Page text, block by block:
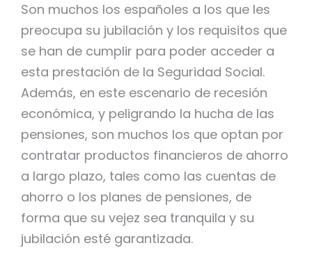
Son muchos los españoles a los que les
preocupa su jubilación y los requisitos que
se han de cumplir para poder acceder a
esta prestación de la Seguridad Social.
Además, en este escenario de recesión
económica, y peligrando la hucha de las
pensiones, son muchos los que optan por
contratar productos financieros de ahorro
a largo plazo, tales como las cuentas de
ahorro o los planes de pensiones, de
forma que su vejez sea tranquila y su
jubilación esté garantizada.